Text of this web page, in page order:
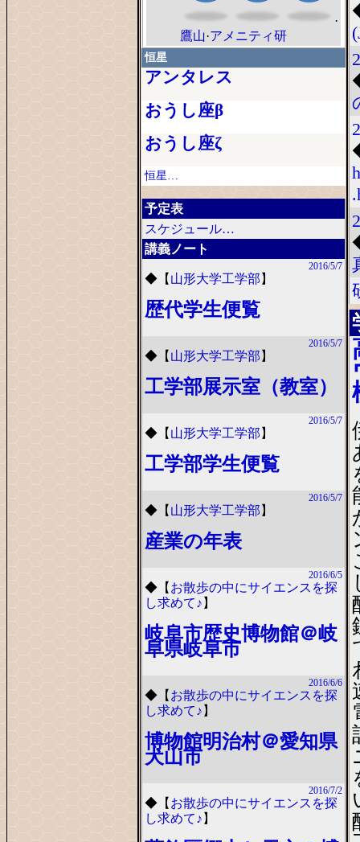
·
鷹山·アメニティ研
恒星
アンタレス
おうし座β
おうし座ζ
恒星…
予定表
スケジュール…
講義ノート
2016/5/7
◆ 【 山形大学工学部 】
歴代学生便覧
2016/5/7
◆ 【 山形大学工学部 】
工学部展示室（教室）
2016/5/7
◆ 【 山形大学工学部 】
工学部学生便覧
2016/5/7
◆ 【 山形大学工学部 】
産業の年表
2016/6/5
◆ 【 お散歩の中にサイエンスを探
し求めて♪ 】
岐阜市歴史博物館＠岐
阜県岐阜市
2016/6/6
◆ 【 お散歩の中にサイエンスを探
し求めて♪ 】
博物館明治村＠愛知県
犬山市
2016/7/2
◆ 【 お散歩の中にサイエンスを探
し求めて♪ 】